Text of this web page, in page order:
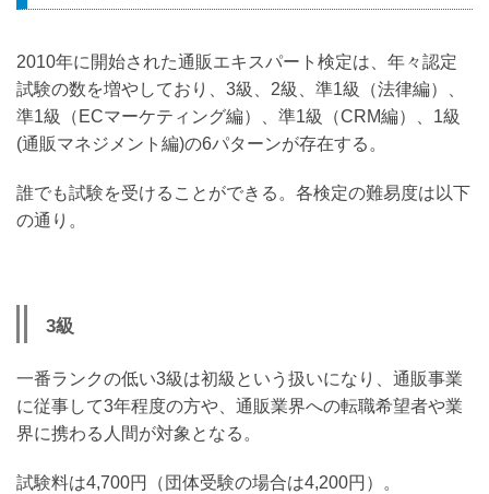
2010年に開始された通販エキスパート検定は、年々認定
試験の数を増やしており、3級、2級、準1級（法律編）、
準1級（ECマーケティング編）、準1級（CRM編）、1級
(通販マネジメント編)の6パターンが存在する。
誰でも試験を受けることができる。各検定の難易度は以下
の通り。
3級
一番ランクの低い3級は初級という扱いになり、通販事業
に従事して3年程度の方や、通販業界への転職希望者や業
界に携わる人間が対象となる。
試験料は4,700円（団体受験の場合は4,200円）。